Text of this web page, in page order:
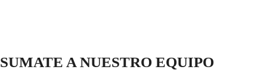
SUMATE A NUESTRO EQUIPO